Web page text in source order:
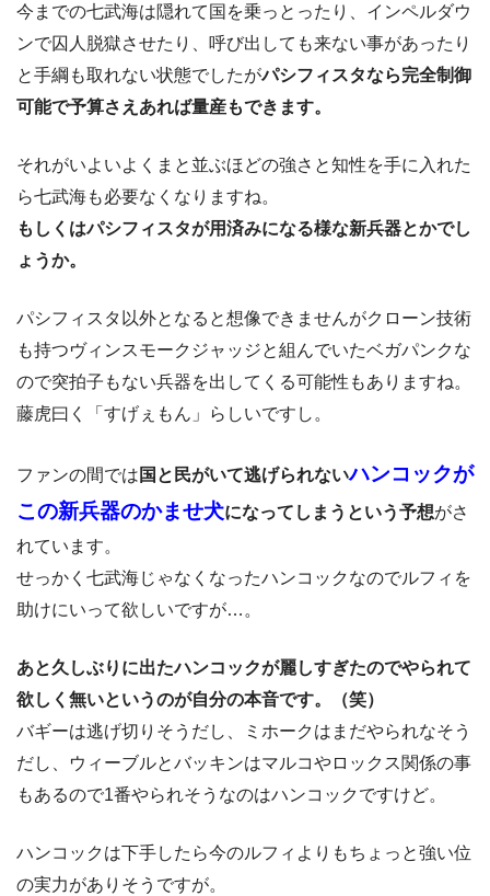
今までの七武海は隠れて国を乗っとったり、インペルダウ
ンで囚人脱獄させたり、呼び出しても来ない事があったり
と手綱も取れない状態でしたがパシフィスタなら完全制御
可能で予算さえあれば量産もできます。
それがいよいよくまと並ぶほどの強さと知性を手に入れた
ら七武海も必要なくなりますね。
もしくはパシフィスタが用済みになる様な新兵器とかでし
ょうか。
パシフィスタ以外となると想像できませんがクローン技術
も持つヴィンスモークジャッジと組んでいたベガパンクな
ので突拍子もない兵器を出してくる可能性もありますね。
藤虎曰く「すげぇもん」らしいですし。
ファンの間では 国と民がいて逃げられないハンコックが
この新兵器のかませ犬になってしまうという予想がさ
れています。
せっかく七武海じゃなくなったハンコックなのでルフィを
助けにいって欲しいですが…。
あと久しぶりに出たハンコックが麗しすぎたのでやられて
欲しく無いというのが自分の本音です。（笑）
バギーは逃げ切りそうだし、ミホークはまだやられなそう
だし、ウィーブルとバッキンはマルコやロックス関係の事
もあるので1番やられそうなのはハンコックですけど。
ハンコックは下手したら今のルフィよりもちょっと強い位
の実力がありそうですが。